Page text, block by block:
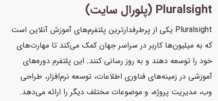
Pluralsight (پلورال سایت)
Pluralsight یکی از پرطرفدارترین پلتفرم‌های آموزش آنلاین است
که به میلیون‌ها کاربر در سراسر جهان کمک می‌کند تا مهارت‌های
خود را توسعه دهند و به روز رسانی کنند. این پلتفرم دوره‌های
آموزشی در زمینه‌های فناوری اطلاعات، توسعه نرم‌افزار، طراحی
وب، مدیریت پروژه، و موضوعات مختلف دیگر را ارائه می‌دهد.